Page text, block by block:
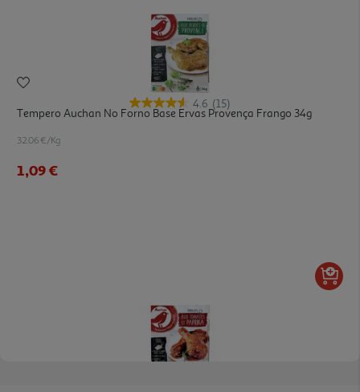
4.6 (15)
Tempero Auchan No Forno Base Ervas Provença Frango 34g
32.06 €/Kg
1,09 €